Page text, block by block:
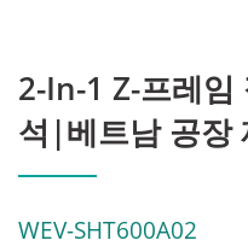
2-In-1 Z-프레임
석|베트남 공장
WEV-SHT600A02